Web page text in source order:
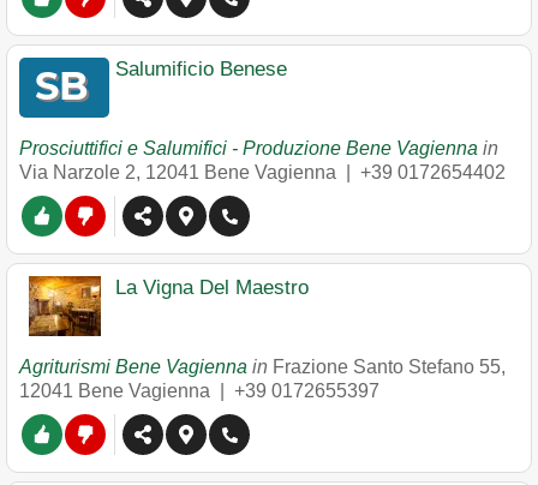
Salumificio Benese
Prosciuttifici e Salumifici - Produzione Bene Vagienna in
Via Narzole 2, 12041 Bene Vagienna +39 0172654402
La Vigna Del Maestro
Agriturismi Bene Vagienna in Frazione Santo Stefano 55,
12041 Bene Vagienna +39 0172655397